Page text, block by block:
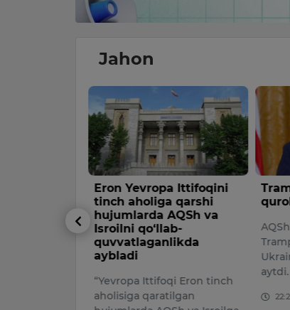
Jahon
Eron Yevropa Ittifoqini
tinch aholiga qarshi
hujumlarda AQSh va
Isroilni qo‘llab-
quvvatlaganlikda
aybladi
“Yevropa Ittifoqi Eron tinch
aholisiga qaratilgan
aytdi.